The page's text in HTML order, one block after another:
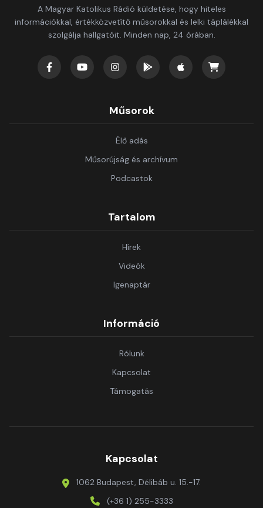
A Magyar Katolikus Rádió küldetése, hogy hiteles
információkkal, értékközvetítő műsorokkal és lelki táplálékkal
szolgálja hallgatóit. Minden nap, 24 órában.
Műsorok
Élő adás
Műsorújság és archívum
Podcastok
Tartalom
Hírek
Videók
Igenaptár
Információ
Rólunk
Kapcsolat
Támogatás
Kapcsolat
1062 Budapest, Délibáb u. 15.-17.
(+36 1) 255-3333